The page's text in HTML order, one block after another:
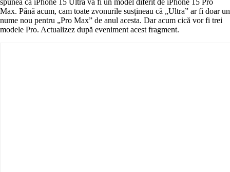
Max. Până acum, cam toate zvonurile susțineau că „Ultra” ar fi doar un
nume nou pentru „Pro Max” de anul acesta. Dar acum cică vor fi trei
modele Pro. Actualizez după eveniment acest fragment.